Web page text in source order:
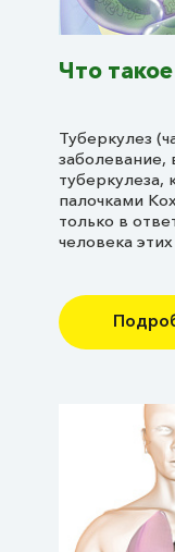
Что
Туберкулез
туберкулеза,
палочками
только в
человека